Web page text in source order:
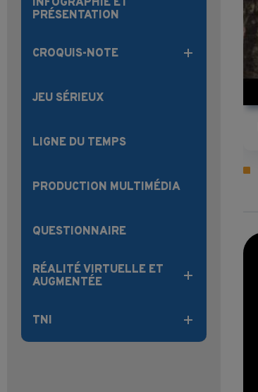
PRÉSENTATION
CROQUIS-NOTE
JEU SÉRIEUX
LIGNE DU TEMPS
PRODUCTION MULTIMÉDIA
QUESTIONNAIRE
RÉALITÉ VIRTUELLE ET
AUGMENTÉE
TNI